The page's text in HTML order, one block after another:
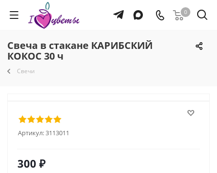
0
Свеча в стакане КАРИБСКИЙ
КОКОС 30 ч
Свечи
Артикул:3113011
300 ₽